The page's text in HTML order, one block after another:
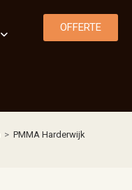
OFFERTE
> PMMA Harderwijk